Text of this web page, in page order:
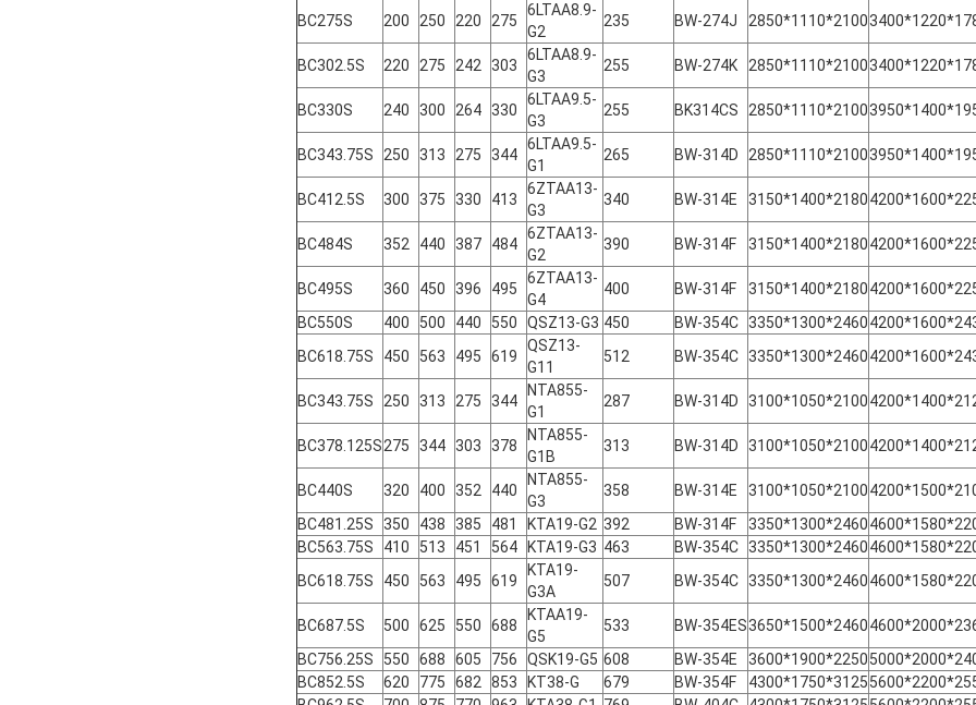
BC275S 200 250 220 275
6LTAA8.9-
G2
235 BW-274J 2850*1110*2100
BC302.5S 220 275 242 303
6LTAA8.9-
G3
255 BW-274K 2850*1110*2100
BC330S 240 300 264 330
6LTAA9.5-
G3
255 BK314CS 2850*1110*2100
BC343.75S 250 313 275 344
6LTAA9.5-
G1
265 BW-314D 2850*1110*2100
BC412.5S 300 375 330 413
6ZTAA13-
G3
340 BW-314E 3150*1400*2180
BC484S 352 440 387 484
6ZTAA13-
G2
390 BW-314F 3150*1400*2180
BC495S 360 450 396 495
6ZTAA13-
G4
400 BW-314F 3150*1400*2180
BC550S
400 500 440 550 QSZ13-G3 450 BW-354C 3350*1300*2460
BC618.75S
450 563 495 619
QSZ13-
G11
512 BW-354C 3350*1300*2460
BC343.75S 250 313 275 344
NTA855-
G1
287 BW-314D 3100*1050*2100
BC378.125S275 344 303 378
NTA855-
G1B
313 BW-314D 3100*1050*2100
BC440S 320 400 352 440
NTA855-
G3
358 BW-314E 3100*1050*2100
BC481.25S
350 438 385 481 KTA19-G2 392 BW-314F 3350*1300*2460
BC563.75S
410 513 451 564 KTA19-G3 463 BW-354C 3350*1300*2460
BC618.75S
450 563 495 619
KTA19-
G3A
507 BW-354C 3350*1300*2460
BC687.5S 500 625 550 688
KTAA19-
G5
533 BW-354ES3650*1500*2460
BC756.25S
550 688 605 756 QSK19-G5 608 BW-354E 3600*1900*2250
BC852.5S
620 775 682 853 KT38-G 679 BW-354F 4300*1750*3125